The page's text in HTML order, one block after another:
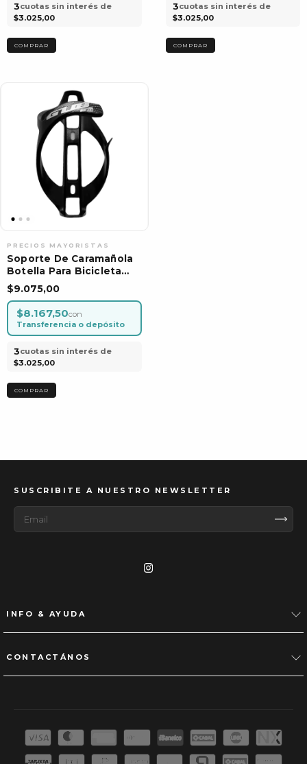
3cuotas sin interés de
$3.025,00
3cuotas sin interés de
$3.025,00
Soporte De Caramañola
Botella Para Bicicleta
Negro Por Unidad
$9.075,00
$8.167,50con
Transferencia o depósito
3cuotas sin interés de
$3.025,00
SUSCRIBITE A NUESTRO NEWSLETTER
INFO & AYUDA
CONTACTÁNOS